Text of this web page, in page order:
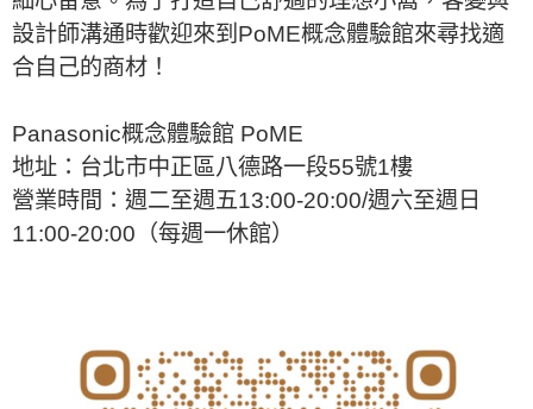
設計師溝通時歡迎來到PoME概念體驗館來尋找適
合自己的商材！
Panasonic概念體驗館 PoME
地址：台北市中正區八德路一段55號1樓
營業時間：週二至週五13:00-20:00/週六至週日
11:00-20:00（每週一休館）